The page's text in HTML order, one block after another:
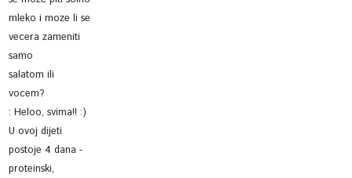
mleko i moze li se
vecera zameniti
samo
salatom ili
vocem?
:Heloo, svima!! :)
U ovoj dijeti
postoje 4 dana -
proteinski,